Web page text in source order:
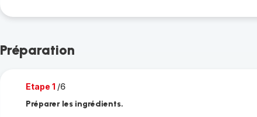
Préparation
Etape 1 /6
Préparer les ingrédients.